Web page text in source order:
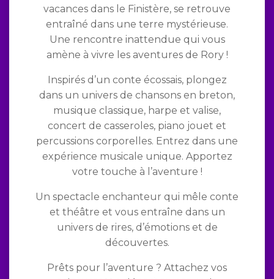
vacances dans le Finistère, se retrouve
entraîné dans une terre mystérieuse.
Une rencontre inattendue qui vous
amène à vivre les aventures de Rory !
Inspirés d’un conte écossais, plongez
dans un univers de chansons en breton,
musique classique, harpe et valise,
concert de casseroles, piano jouet et
percussions corporelles. Entrez dans une
expérience musicale unique. Apportez
votre touche à l’aventure !
Un spectacle enchanteur qui mêle conte
et théâtre et vous entraîne dans un
univers de rires, d’émotions et de
découvertes.
Prêts pour l’aventure ? Attachez vos